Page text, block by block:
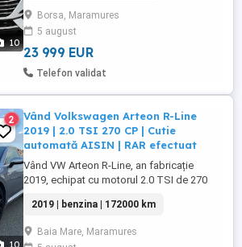
10
bucure de confort la fiecare drum. Motor
2.0 TSI puternic și fiabil 190 (toți tineri și
nevătămați ) 90.000 km (în creștere
mașina ...
Borsa, Maramures
5 august
23 999 EUR
Telefon validat
10
2
Vând Volkswagen Arteon R-Line
2019 | 2.0 TSI 270 CP | Cutie
automată AISIN | RAR efectuat
Vând VW Arteon R-Line, an fabricație
2019, echipat cu motorul 2.0 TSI de 270
mai apreciate și fiabile combinații de
motorizare și transmisie disponibile pe
acest model. 270 CP puternic și plăcut la
2019 | benzina | 172000 km
Baia Mare, Maramures